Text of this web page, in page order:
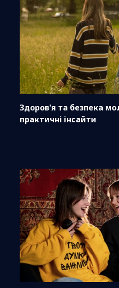
Здоров'я та безпека
практичні інсайти